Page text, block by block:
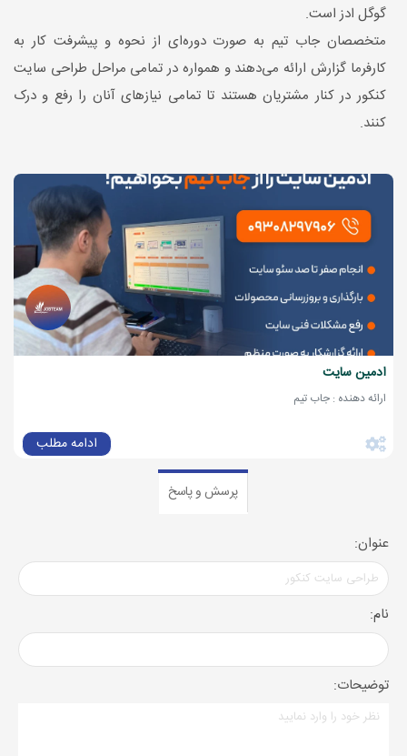
گوگل ادز است.
متخصصان جاب تیم به صورت دوره‌ای از نحوه‌ و پیشرفت کار به
کارفرما گزارش ارائه می‌دهند و همواره در تمامی مراحل طراحی سایت
کنکور در کنار مشتریان هستند تا تمامی نیازهای آنان را رفع و درک
کنند.
ادمین سایت
ارائه دهنده : جاب تیم
ادامه مطلب
پرسش و پاسخ
عنوان:
نام:
توضیحات: